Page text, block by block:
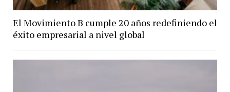
El Movimiento B cumple 20 años redefiniendo el
éxito empresarial a nivel global